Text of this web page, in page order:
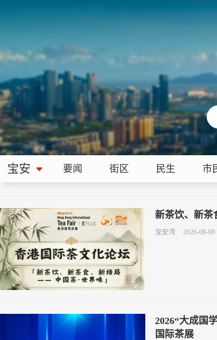
宝安 要闻 街区 民生 市
新茶饮、新茶
宝安湾 2026-08-08
2026“大成国
国际茶展